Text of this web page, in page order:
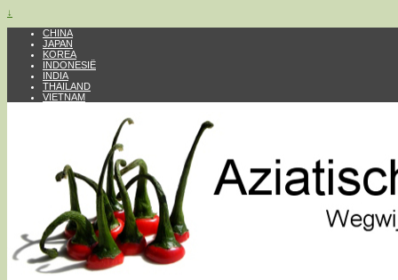
↓
CHINA
JAPAN
KOREA
INDONESIË
INDIA
THAILAND
VIETNAM